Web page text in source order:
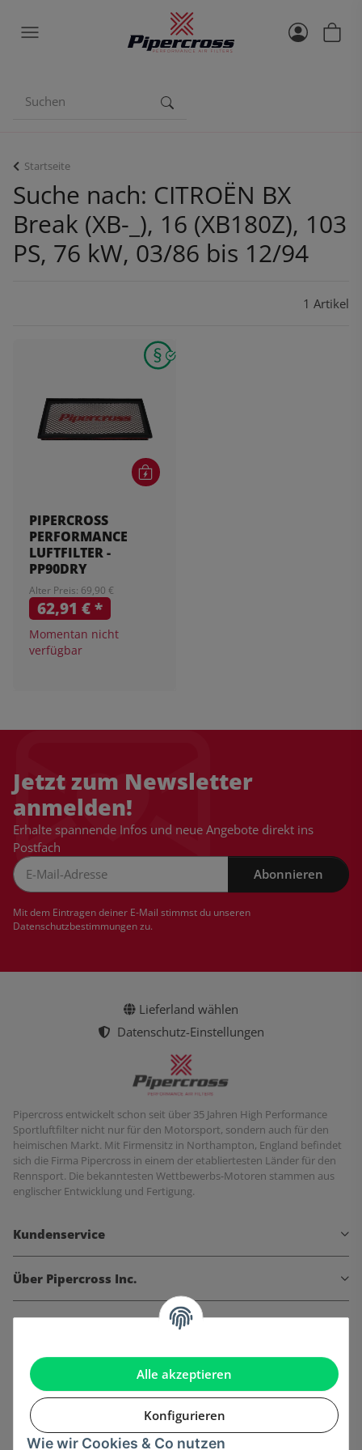
Alle akzeptieren
Konfigurieren
Wie wir Cookies & Co nutzen
Startseite
Suche nach: CITROËN BX
Break (XB-_), 16 (XB180Z), 103
PS, 76 kW, 03/86 bis 12/94
1 Artikel
PIPERCROSS
PERFORMANCE
LUFTFILTER -
PP90DRY
Alter Preis: 69,90 €
62,91 €*
Momentan nicht
verfügbar
Jetzt zum Newsletter
anmelden!
Erhalte spannende Infos und neue Angebote direkt ins
Postfach
Abonnieren
Mit dem Eintragen deiner E-Mail stimmst du unseren
Datenschutzbestimmungenzu.
Lieferland wählen
Datenschutz-Einstellungen
Pipercross entwickelt schon seit über 35 Jahren High Performance
Sportluftfilter nicht nur für den Motorsport, sondern auch für den
heimischen Markt. Mit Firmensitz in Northampton, England befindet
sich die Firma Pipercross in einem der etabliertesten Länder für den
Rennsport. Die bekanntesten Wettbewerbs-Motoren stammen aus
englischer Entwicklung und Fertigung.
Kundenservice
Über Pipercross Inc.
Informationen
Gesetzliche Informationen